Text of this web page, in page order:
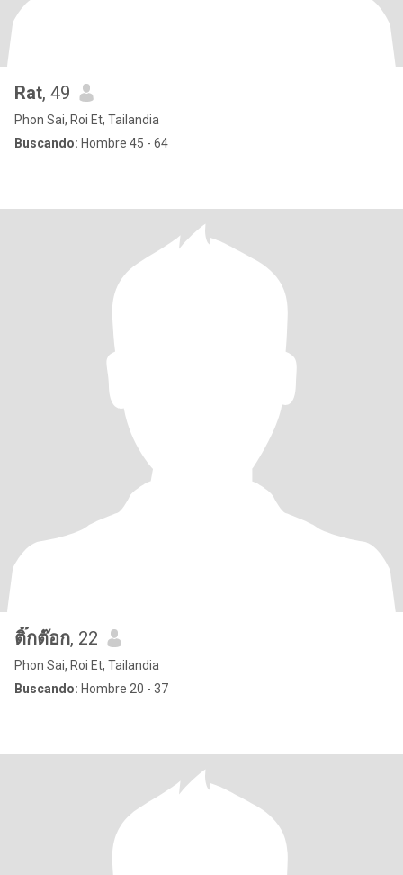
Rat, 49
Phon Sai, Roi Et, Tailandia
Buscando: Hombre 45 - 64
ติ๊กต๊อก, 22
Phon Sai, Roi Et, Tailandia
Buscando: Hombre 20 - 37